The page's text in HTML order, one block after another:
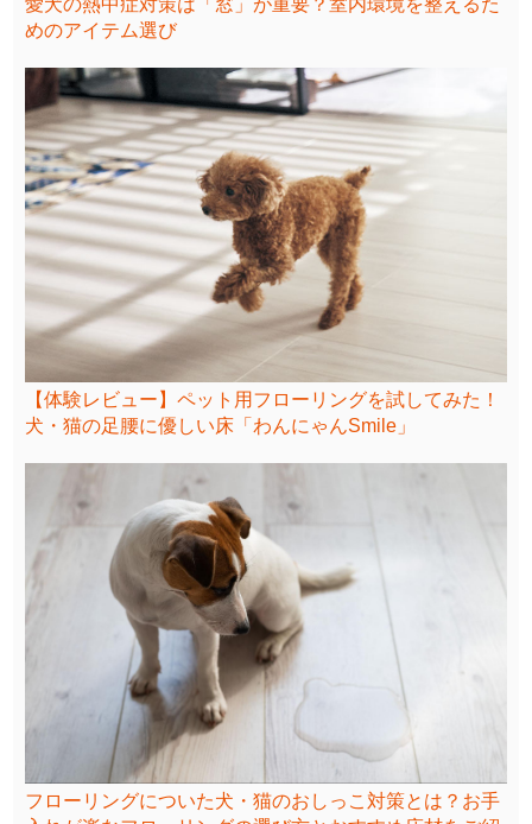
愛犬の熱中症対策は「窓」が重要？室内環境を整えるた
めのアイテム選び
【体験レビュー】ペット用フローリングを試してみた！
犬・猫の足腰に優しい床「わんにゃんSmile」
フローリングについた犬・猫のおしっこ対策とは？お手